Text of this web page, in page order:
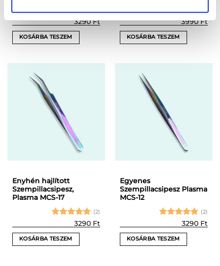
3290Ft
KOSÁRBA TESZEM
Értékelés:
(1)
3990Ft
KOSÁRBA TESZEM
Enyhén hajlított
Szempillacsipesz,
Plasma MCS-17
Értékelés:
(2)
3290 Ft
KOSÁRBA TESZEM
Egyenes
Szempillacsipesz Plasma
MCS-12
Értékelés:
(2)
3290 Ft
KOSÁRBA TESZEM